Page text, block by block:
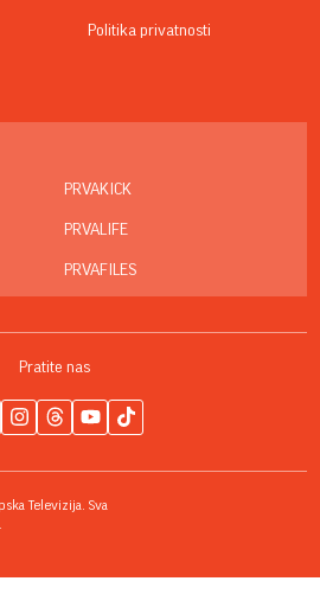
Politika privatnosti
PRVAKICK
PRVALIFE
PRVAFILES
Pratite nas
Televizija. Sva